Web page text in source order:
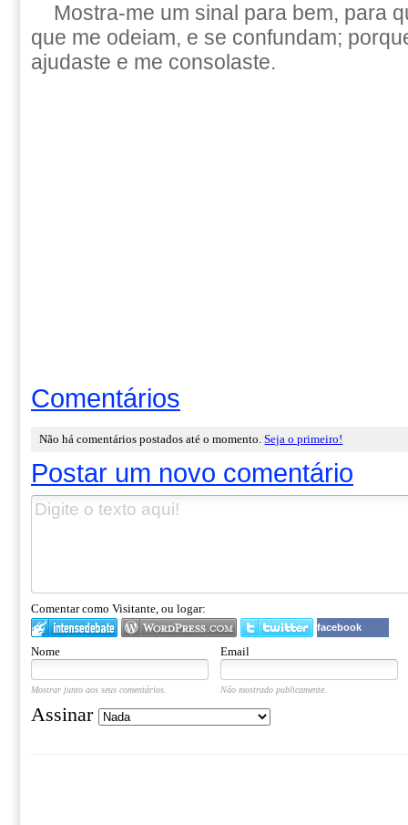
Mostra-me um sinal para bem, para
que me odeiam, e se confundam;
ajudaste e me consolaste.
Comentários
Não há comentários postados até o momento.Seja o primeiro!
Postar um novo comentário
Comentar como Visitante, ou logar:
facebook
Nome Email
Mostrar junto aos seus comentários. Não mostrado publicamente.
Assinar